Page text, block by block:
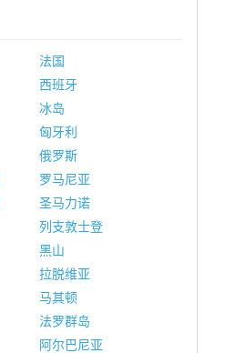
法国
西班牙
冰岛
匈牙利
俄罗斯
罗马尼亚
圣马力诺
列支敦士登
黑山
拉脱维亚
马其顿
法罗群岛
阿尔巴尼亚